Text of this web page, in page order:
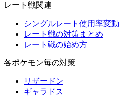
レート戦関連
シングルレート使用率変動
レート戦の対策まとめ
レート戦の始め方
各ポケモン毎の対策
リザードン
ギャラドス